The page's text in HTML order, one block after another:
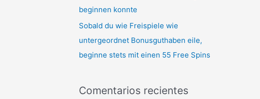
beginnen konnte
Sobald du wie Freispiele wie
untergeordnet Bonusguthaben eile,
beginne stets mit einen 55 Free Spins
Comentarios recientes